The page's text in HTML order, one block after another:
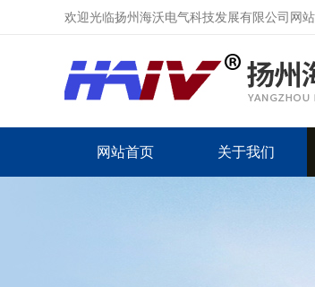
欢迎光临扬州海沃电气科技发展有限公司网站
网站首页 关于我们